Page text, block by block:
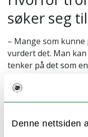
Denne nettsiden
søker seg
– Mange som
vurdert det. Man
tenker på det som
Hvordan er
utenfor